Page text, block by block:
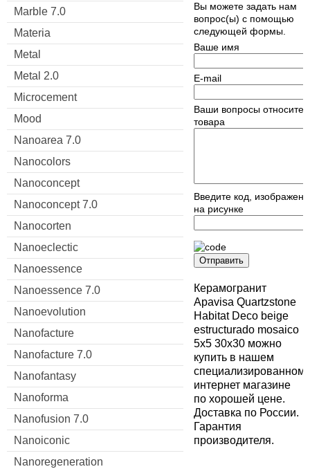
Marble 7.0
Materia
Metal
Metal 2.0
Microcement
Mood
Nanoarea 7.0
Nanocolors
Nanoconcept
Nanoconcept 7.0
Nanocorten
Nanoeclectic
Nanoessence
Nanoessence 7.0
Nanoevolution
Nanofacture
Nanofacture 7.0
Nanofantasy
Nanoforma
Nanofusion 7.0
Nanoiconic
Nanoregeneration
Вы можете задать нам
вопрос(ы) с помощью
следующей формы.
Ваше имя
E-mail
Ваши вопросы
товара
Введите код,
на рисунке
Отправить
Керамогранит
Apavisa Quartzstone
Habitat Deco beige
estructurado mosaico
5x5 30x30 можно
купить в нашем
специализированном
интернет магазине
по хорошей цене.
Доставка по России.
Гарантия
производителя.